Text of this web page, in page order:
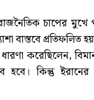
রাজনৈতিক চাপের
বাস্তবে প্রতিফলিত
ধারণা করেছিলেন,
হবে। কিন্তু ইরানের